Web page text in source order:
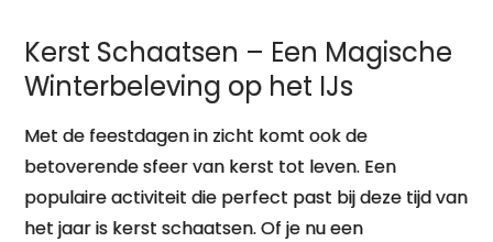
Kerst Schaatsen – Een Magische
Winterbeleving op het IJs
Met de feestdagen in zicht komt ook de
betoverende sfeer van kerst tot leven. Een
populaire activiteit die perfect past bij deze tijd van
het jaar is kerst schaatsen. Of je nu een